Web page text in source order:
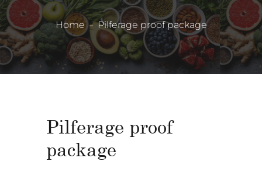
Home Pilferage proof package
Pilferage proof
package